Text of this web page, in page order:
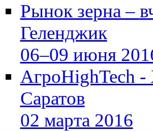
Рынок зерна –
Геленджик
06–09 июня
АгроHighTech
Саратов
02 марта 2016